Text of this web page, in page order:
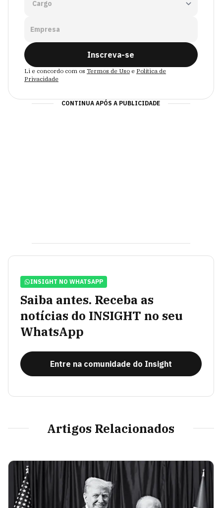
Empresa
Inscreva-se
Li e concordo com os Termos de Uso e Política de
Privacidade
CONTINUA APÓS A PUBLICIDADE
INSIGHT NO WHATSAPP
Saiba antes. Receba as
notícias do INSIGHT no seu
WhatsApp
Entre na comunidade do Insight
Artigos Relacionados